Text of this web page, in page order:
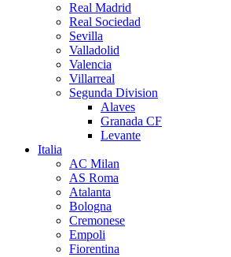
Real Madrid
Real Sociedad
Sevilla
Valladolid
Valencia
Villarreal
Segunda Division
Alaves
Granada CF
Levante
Italia
AC Milan
AS Roma
Atalanta
Bologna
Cremonese
Empoli
Fiorentina